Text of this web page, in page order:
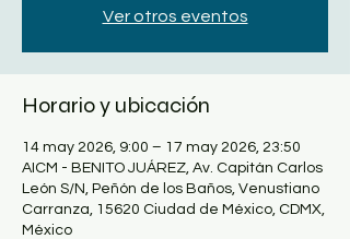
Ver otros eventos
Horario y ubicación
14 may 2026, 9:00 – 17 may 2026, 23:50
AICM - BENITO JUÁREZ, Av. Capitán Carlos
León S/N, Peñón de los Baños, Venustiano
Carranza, 15620 Ciudad de México, CDMX,
México